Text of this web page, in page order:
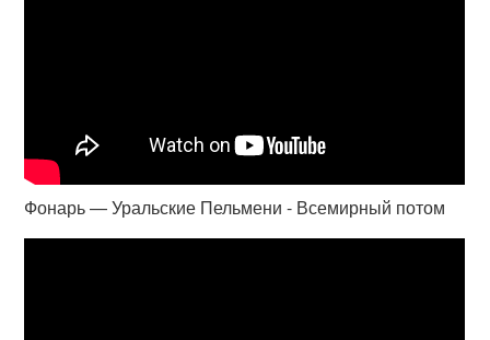
Фонарь — Уральские Пельмени - Всемирный потом